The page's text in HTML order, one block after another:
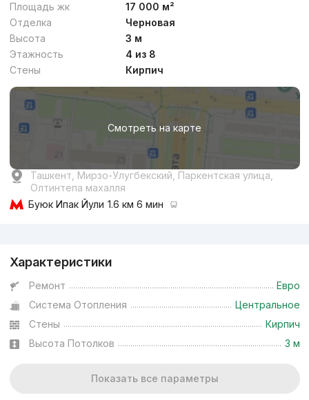
Площадь жк
17 000 м²
Отделка
Черновая
Высота
3 м
Этажность
4 из 8
Стены
Кирпич
Смотреть на карте
Ташкент, Мирзо-Улугбекский, Паркентская улица,
Олтинтепа махалля
Буюк Ипак Йули 1.6 км 6 мин
Характеристики
Ремонт
Евро
Система Отопления
Центральное
Стены
Кирпич
Высота Потолков
3 м
Показать все параметры